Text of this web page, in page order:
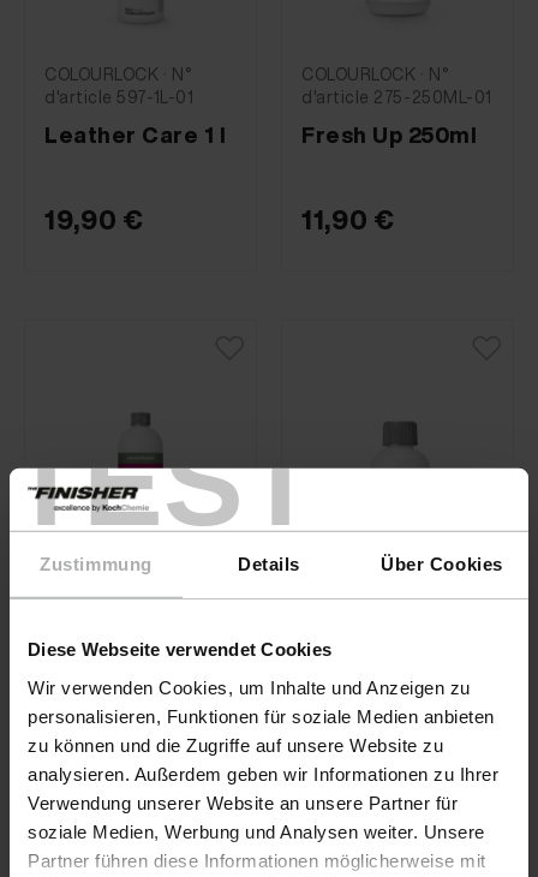
TEST
Zustimmung Details Über Cookies
Diese Webseite verwendet Cookies
Wir verwenden Cookies, um Inhalte und Anzeigen zu
personalisieren, Funktionen für soziale Medien anbieten
zu können und die Zugriffe auf unsere Website zu
analysieren. Außerdem geben wir Informationen zu Ihrer
Verwendung unserer Website an unsere Partner für
soziale Medien, Werbung und Analysen weiter. Unsere
Partner führen diese Informationen möglicherweise mit
COLOURLOCK · N°
d'article 597-1L-01
Leather Care 1 l
19,90 €
COLOURLOCK · N°
d'article 275-250ML-01
Fresh Up 250ml
11,90 €
d'article 275-1L-01
Fresh Up 1 L
41,90 €
d'article 484-100ML-01
Leather Fixative
100 ml
11,90 €